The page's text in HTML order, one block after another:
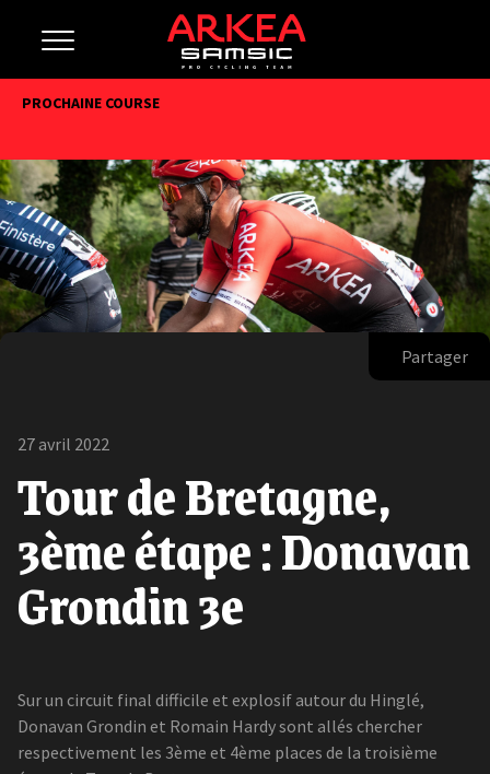
PROCHAINE COURSE
Partager
27 avril 2022
Tour de Bretagne,
3ème étape : Donavan
Grondin 3e
Sur un circuit final difficile et explosif autour du Hinglé,
Donavan Grondin et Romain Hardy sont allés chercher
respectivement les 3ème et 4ème places de la troisième